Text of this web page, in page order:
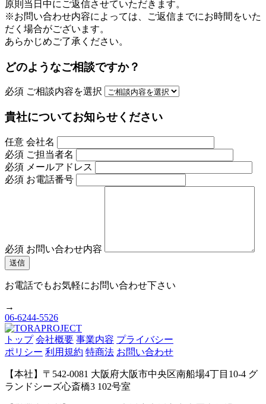
原則当日中にご返信させていただきます。
※お問い合わせ内容によっては、ご返信までにお時間をいた
だく場合がございます。
あらかじめご了承ください。
どのようなご相談ですか？
必須 ご相談内容を選択
貴社についてお知らせください
任意 会社名
必須 ご担当者名
必須 メールアドレス
必須 お電話番号
必須 お問い合わせ内容
お電話でもお気軽にお問い合わせ下さい
→
06-6244-5526
トップ 会社概要 事業内容 プライバシー
ポリシー 利用規約 特商法 お問い合わせ
【本社】〒542-0081 大阪府大阪市中央区南船場4丁目10-4 グ
ランドシーズ心斎橋3 102号室